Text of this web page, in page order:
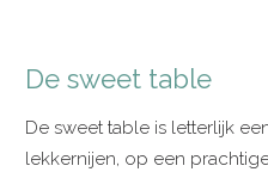
De sweet table
De sweet table is letterlijk
lekkernijen, op een